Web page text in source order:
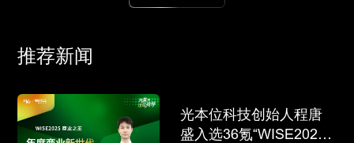
推荐新闻
光本位科技创始人程唐
盛入选36氪“WISE2025